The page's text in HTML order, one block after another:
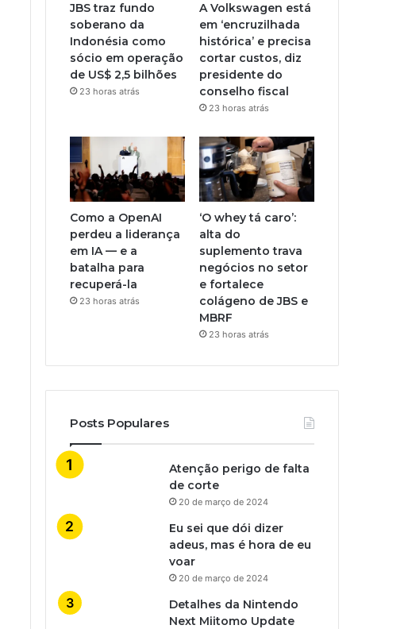
JBS traz fundo
soberano da
Indonésia como
sócio em operação
de US$ 2,5 bilhões
23 horas atrás
A Volkswagen está
em ‘encruzilhada
histórica’ e precisa
cortar custos, diz
presidente do
conselho fiscal
23 horas atrás
Como a OpenAI
perdeu a liderança
em IA — e a
batalha para
recuperá-la
23 horas atrás
‘O whey tá caro’:
alta do
suplemento trava
negócios no setor
e fortalece
colágeno de JBS e
MBRF
23 horas atrás
Posts Populares
Atenção perigo de falta
de corte
20 de março de 2024
Eu sei que dói dizer
adeus, mas é hora de eu
voar
20 de março de 2024
Detalhes da Nintendo
Next Miitomo Update